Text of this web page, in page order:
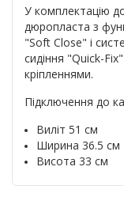
У комплектацію
дюропласта з
"Soft Close" і
сидіння "Quick-
кріпленнями.
Підключення до
Виліт 51 см
Ширина 36.5 см
Висота 33 см